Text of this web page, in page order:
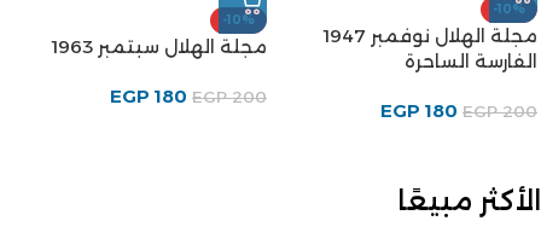
-10%
مجلة الهلال نوفمبر 1947
الفارسة الساحرة
EGP200
EGP 180
-10%
مجلة الهلال سبتمبر 1963
EGP200
EGP 180
الأكثر مبيعًا